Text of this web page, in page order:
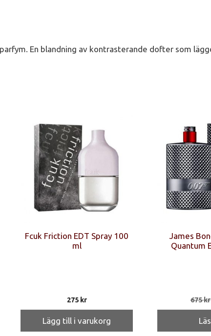
En blandning av kontrasterande dofter som
Fcuk Friction EDT Spray 100
ml
275 kr
Lägg till i varukorg
James
Quantum
675kr